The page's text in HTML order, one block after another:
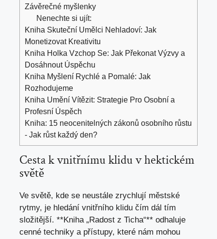
Závěrečné myšlenky
Nenechte si ujít:
Kniha Skuteční Umělci Nehladoví: Jak
Monetizovat Kreativitu
Kniha Holka Vzchop Se: Jak Překonat Výzvy a
Dosáhnout Úspěchu
Kniha Myšlení Rychlé a Pomalé: Jak
Rozhodujeme
Kniha Umění Vítězit: Strategie Pro Osobní a
Profesní Úspěch
Kniha: 15 neocenitelných zákonů osobního růstu
- Jak růst každý den?
Cesta k ​vnitřnímu klidu v hektickém
světě
Ve‌ světě, kde se neustále zrychlují ​městské
rytmy, je hledání vnitřního klidu čím dál tím
složitější. **Kniha „Radost z Ticha“** odhaluje
cenné techniky a ‌přístupy,⁣ které nám mohou